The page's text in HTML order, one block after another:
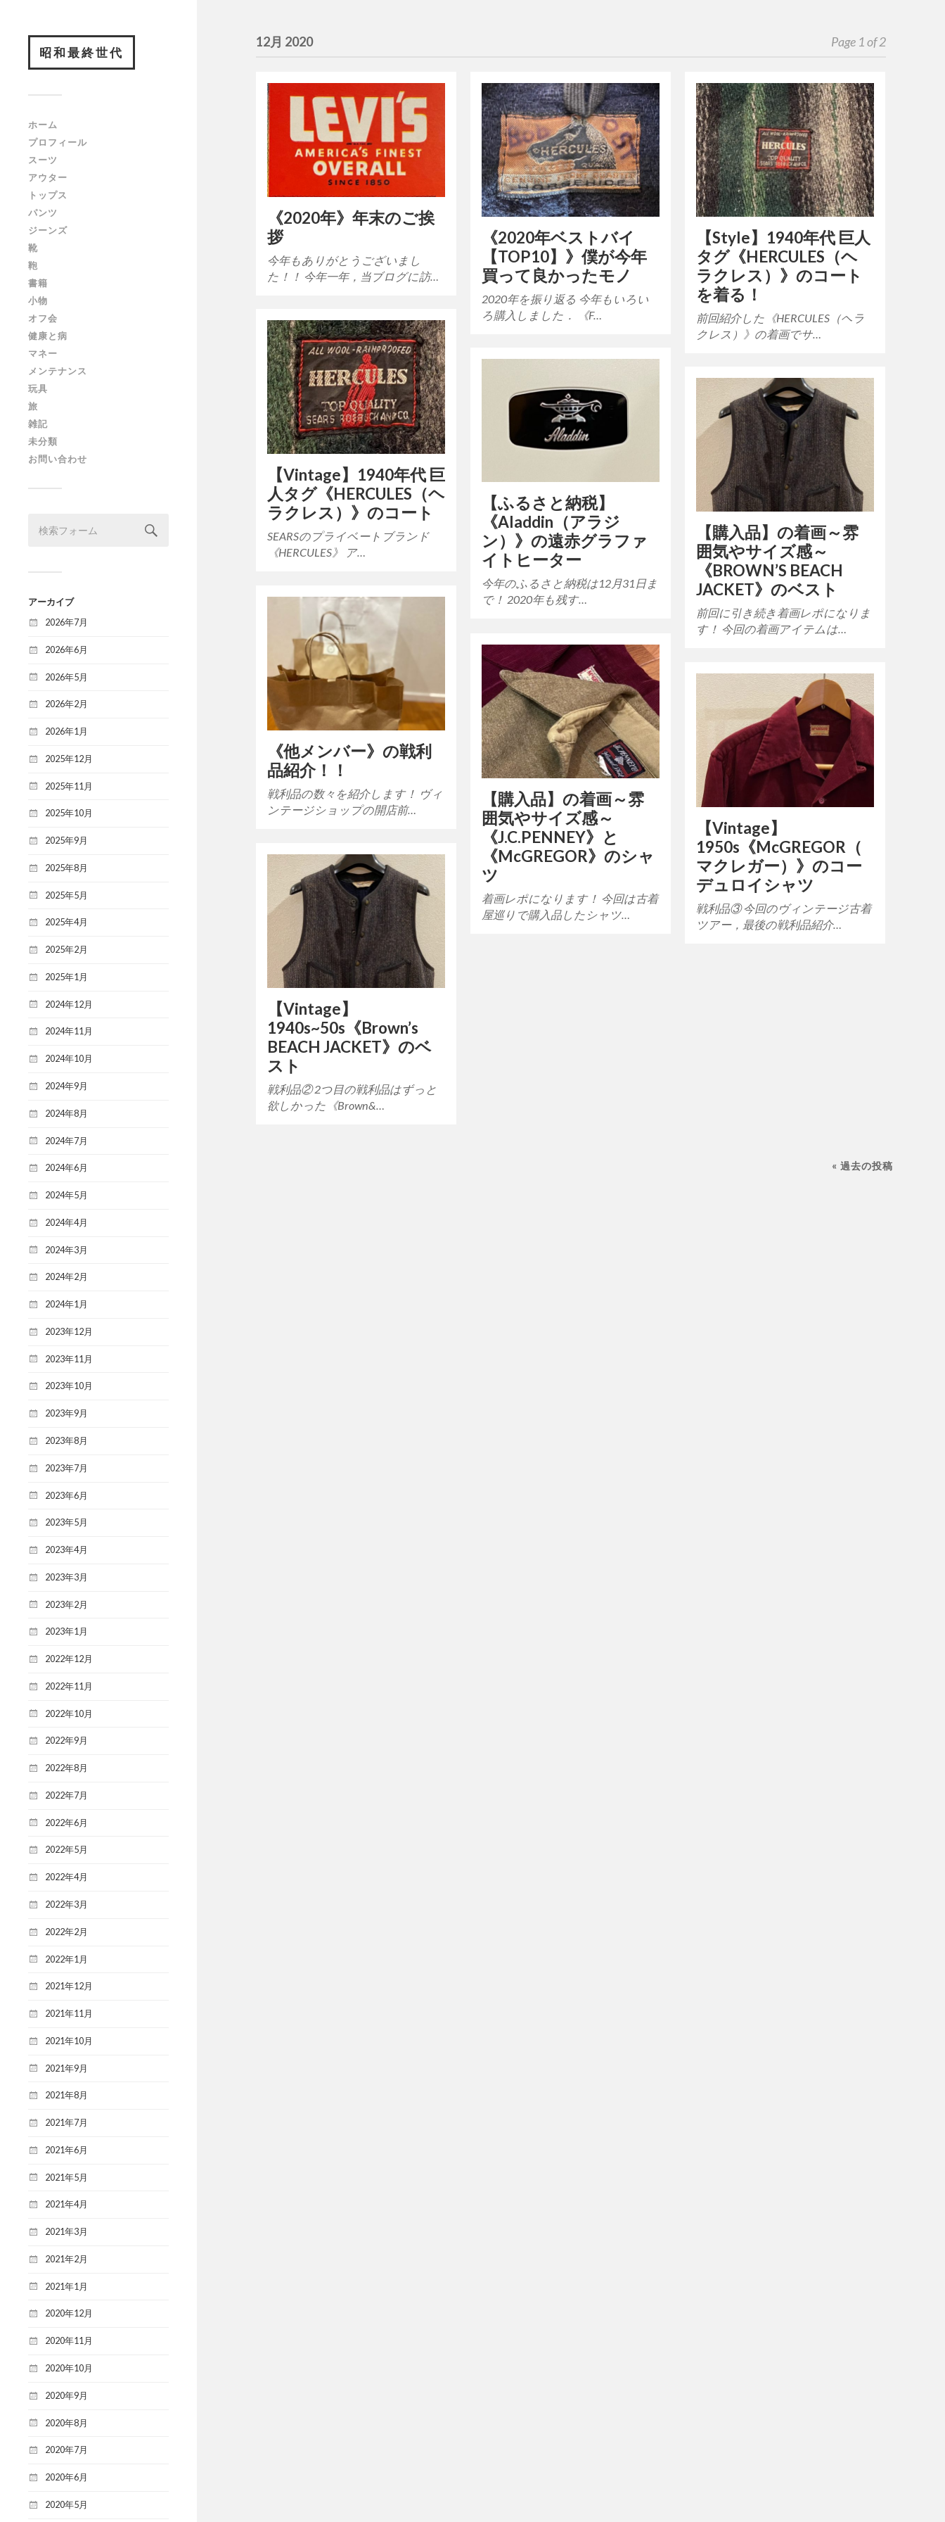
昭和最終世代
ホーム
プロフィール
スーツ
アウター
トップス
パンツ
ジーンズ
靴
鞄
書籍
小物
オフ会
健康と病
マネー
メンテナンス
玩具
旅
雑記
未分類
お問い合わせ
アーカイブ
2026年7月
2026年6月
2026年5月
2026年2月
2026年1月
2025年12月
2025年11月
2025年10月
2025年9月
2025年8月
2025年5月
2025年4月
2025年2月
2025年1月
2024年12月
2024年11月
2024年10月
2024年9月
2024年8月
2024年7月
2024年6月
2024年5月
2024年4月
2024年3月
2024年2月
2024年1月
2023年12月
2023年11月
2023年10月
2023年9月
2023年8月
2023年7月
2023年6月
2023年5月
2023年4月
2023年3月
2023年2月
2023年1月
2022年12月
2022年11月
2022年10月
2022年9月
2022年8月
2022年7月
2022年6月
2022年5月
2022年4月
2022年3月
2022年2月
2022年1月
2021年12月
2021年11月
2021年10月
2021年9月
2021年8月
2021年7月
2021年6月
2021年5月
2021年4月
2021年3月
2021年2月
2021年1月
2020年12月
2020年11月
2020年10月
2020年9月
2020年8月
2020年7月
2020年6月
2020年5月
12月 2020 Page 1 of 2
《2020年》年末のご挨
拶
今年もありがとうございまし
た！！ 今年一年，当ブログに訪…
《2020年ベストバイ
【TOP10】》僕が今年
買って良かったモノ
2020年を振り返る 今年もいろい
ろ購入しました． 《F…
【Style】1940年代 巨人
タグ《HERCULES（ヘ
ラクレス）》のコート
を着る！
前回紹介した《HERCULES（ヘラ
クレス）》の着画でサ…
【Vintage】1940年代 巨
人タグ《HERCULES（ヘ
ラクレス）》のコート
SEARSのプライベートブランド
《HERCULES》 ア…
【ふるさと納税】
《Aladdin（アラジ
ン）》の遠赤グラファ
イトヒーター
今年のふるさと納税は12月31日ま
で！ 2020年も残す…
【購入品】の着画～雰
囲気やサイズ感～
《BROWN’S BEACH
JACKET》のベスト
前回に引き続き着画レポになりま
す！ 今回の着画アイテムは…
《他メンバー》の戦利
品紹介！！
戦利品の数々を紹介します！ ヴィ
ンテージショップの開店前…
【購入品】の着画～雰
囲気やサイズ感～
《J.C.PENNEY》と
《McGREGOR》のシャ
ツ
着画レポになります！ 今回は古着
屋巡りで購入品したシャツ…
【Vintage】
1950s《McGREGOR（
マクレガー）》のコー
デュロイシャツ
戦利品③ 今回のヴィンテージ古着
ツアー，最後の戦利品紹介…
【Vintage】
1940s~50s《Brown’s
BEACH JACKET》のベ
スト
戦利品② 2つ目の戦利品はずっと
欲しかった《Brown&…
« 過去の投稿